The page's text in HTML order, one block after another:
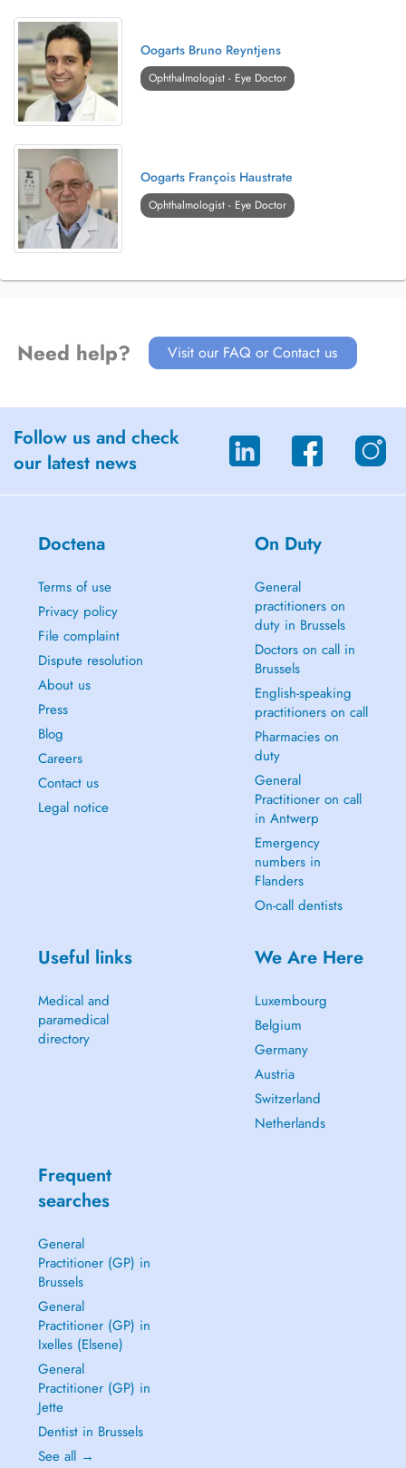
Oogarts Bruno Reyntjens
Ophthalmologist - Eye Doctor
Oogarts François Haustrate
Ophthalmologist - Eye Doctor
Need help? Visit our FAQ or Contact us
Follow us and check
our latest news
Doctena
Terms of use
Privacy policy
File complaint
Dispute resolution
About us
Press
Blog
Careers
Contact us
Legal notice
On Duty
General
practitioners on
duty in Brussels
Doctors on call in
Brussels
English-speaking
practitioners on call
Pharmacies on
duty
General
Practitioner on call
in Antwerp
Emergency
numbers in
Flanders
On-call dentists
Useful links
Medical and
paramedical
directory
We Are Here
Luxembourg
Belgium
Germany
Austria
Switzerland
Netherlands
Frequent
searches
General
Practitioner (GP) in
Brussels
General
Practitioner (GP) in
Ixelles (Elsene)
General
Practitioner (GP) in
Jette
Dentist in Brussels
See all →